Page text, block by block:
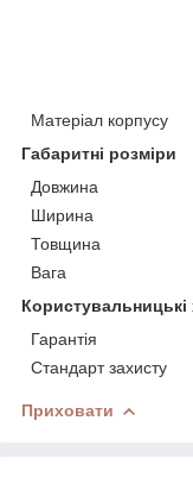
Матеріал корпусу
Габаритні розміри
Довжина
Ширина
Товщина
Вага
Користувальницькі
Гарантія
Стандарт захисту
Приховати